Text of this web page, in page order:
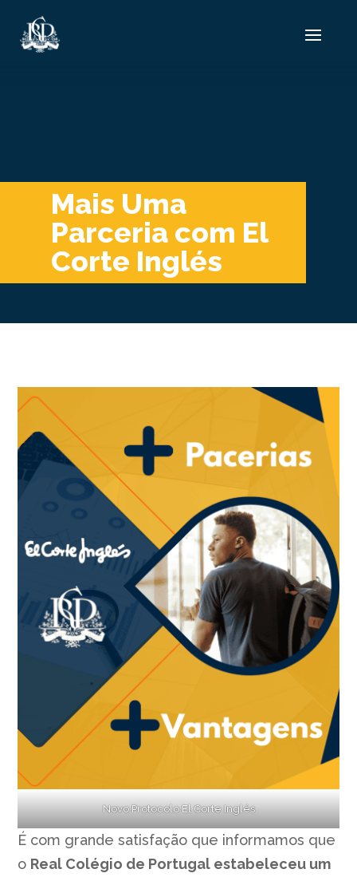
Mais Uma
Parceria com El
Corte Inglés
Novo Protocolo El Corte Inglés
É com grande satisfação que informamos que
o Real Colégio de Portugal estabeleceu um